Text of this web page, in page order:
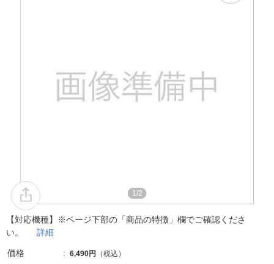
1/2
【対応機種】※ページ下部の「商品の特徴」欄でご確認くださ
い。 詳細
価格 6,490円 （税込）